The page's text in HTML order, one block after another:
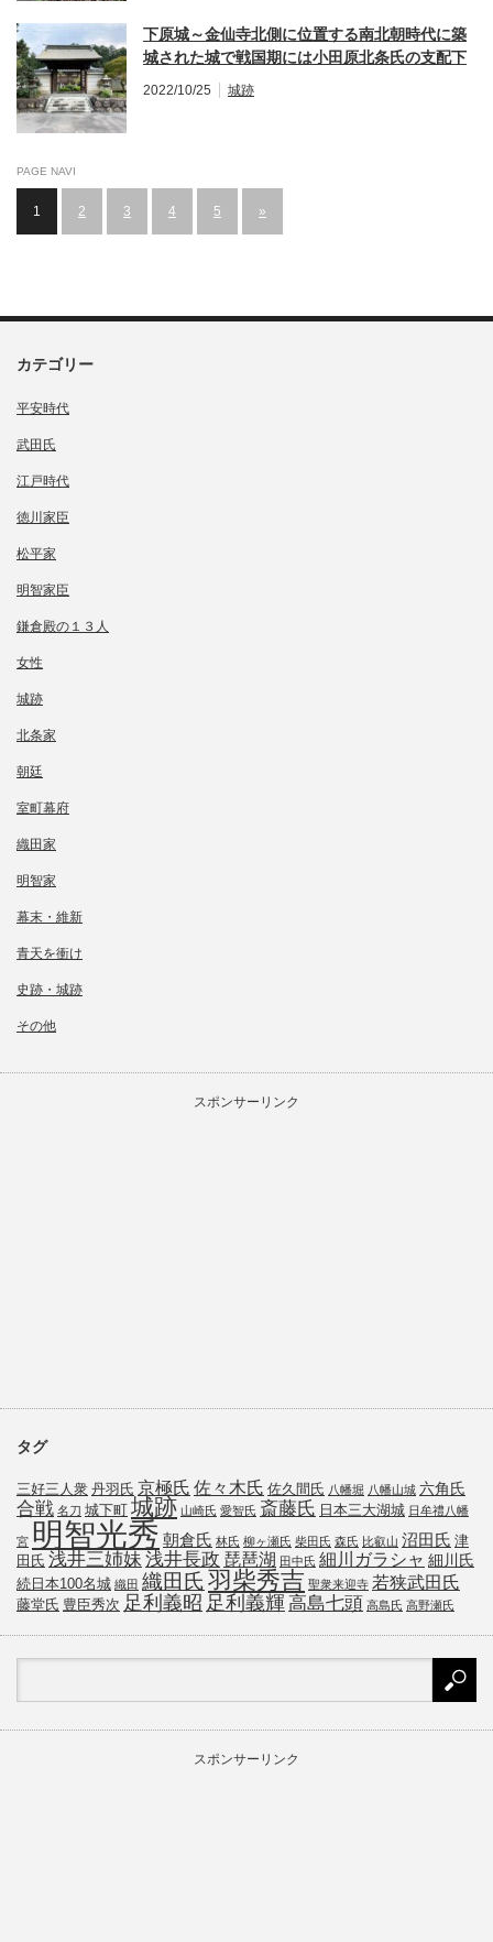
下原城～金仙寺北側に位置する南北朝時代に築
城された城で戦国期には小田原北条氏の支配下
2022/10/25 城跡
PAGE NAVI
1 2 3 4 5 »
カテゴリー
平安時代
武田氏
江戸時代
徳川家臣
松平家
明智家臣
鎌倉殿の１３人
女性
城跡
北条家
朝廷
室町幕府
織田家
明智家
幕末・維新
青天を衝け
史跡・城跡
その他
スポンサーリンク
タグ
三好三人衆 丹羽氏 京極氏 佐々木氏 佐久間氏 八幡堀 八幡山城 六角氏
合戦 名刀 城下町 城跡 山崎氏 愛智氏 斎藤氏 日本三大湖城 日牟禮八幡
宮 明智光秀 朝倉氏 林氏 柳ヶ瀬氏 柴田氏 森氏 比叡山 沼田氏 津
田氏 浅井三姉妹 浅井長政 琵琶湖 田中氏 細川ガラシャ 細川氏
続日本100名城 織田 織田氏 羽柴秀吉 聖衆来迎寺 若狭武田氏
藤堂氏 豊臣秀次 足利義昭 足利義輝高島七頭 高島氏 高野瀬氏
スポンサーリンク